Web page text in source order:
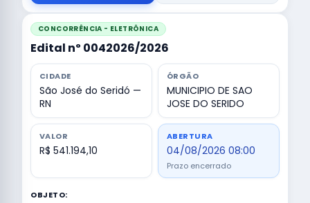
CONCORRÊNCIA - ELETRÔNICA
Edital nº 0042026/2026
CIDADE
São José do Seridó —
RN
ÓRGÃO
MUNICIPIO DE SAO
JOSE DO SERIDO
VALOR
R$ 541.194,10
ABERTURA
04/08/2026 08:00
Prazo encerrado
OBJETO: